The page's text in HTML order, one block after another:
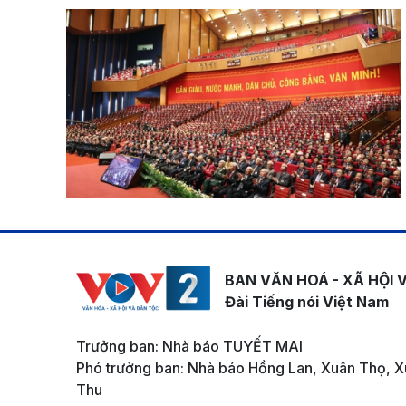
BAN VĂN HOÁ - XÃ HỘI
Đài Tiếng nói Việt Nam
Trưởng ban: Nhà báo TUYẾT MAI
Phó trưởng ban: Nhà báo Hồng Lan, Xuân Thọ,
Thu